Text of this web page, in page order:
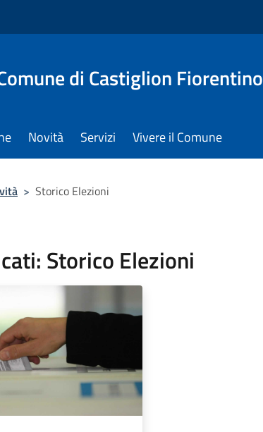
di Castiglion Fiorentino
Novità Servizi Vivere il Comune
> Storico Elezioni
Storico Elezioni